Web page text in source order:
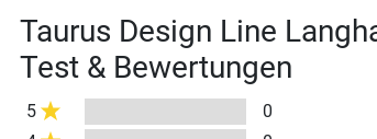
Taurus Design Line
Test & Bewertungen
5
0